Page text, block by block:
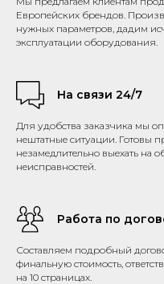
Европейских брендов.
нужных параметров, дадим
эксплуатации оборудования.
На связи 24/7
Для удобства заказчика мы
нештатные ситуации. Готовы
незамедлительно выехать на
неисправностей.
Работа по
Составляем подробный
финальную стоимость,
на 10 страницах.